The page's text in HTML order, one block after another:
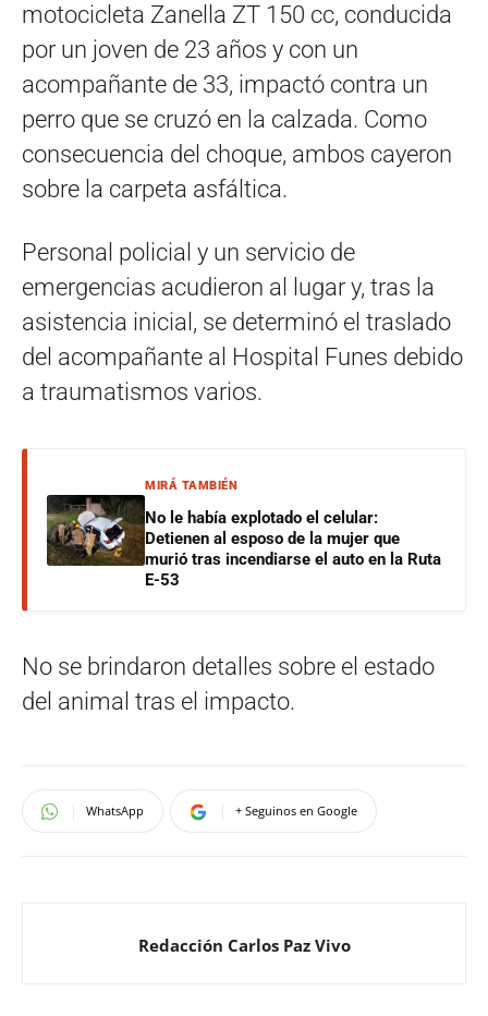
motocicleta Zanella ZT 150 cc, conducida
por un joven de 23 años y con un
acompañante de 33, impactó contra un
perro que se cruzó en la calzada. Como
consecuencia del choque, ambos cayeron
sobre la carpeta asfáltica.
Personal policial y un servicio de
emergencias acudieron al lugar y, tras la
asistencia inicial, se determinó el traslado
del acompañante al Hospital Funes debido
a traumatismos varios.
MIRÁ TAMBIÉN
No le había explotado el celular:
Detienen al esposo de la mujer que
murió tras incendiarse el auto en la Ruta
E-53
No se brindaron detalles sobre el estado
del animal tras el impacto.
WhatsApp + Seguinos en Google
Redacción Carlos Paz Vivo